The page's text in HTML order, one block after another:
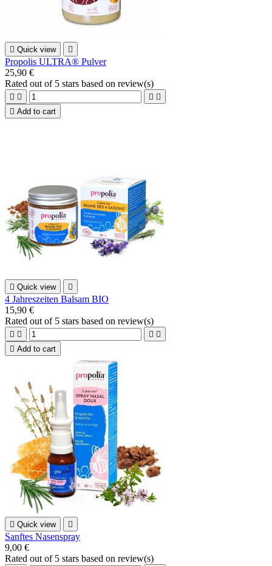
 Quick view 
Propolis ULTRA® Pulver
25,90 €
Rated out of 5 stars based on review(s)
   
 Add to cart
 Quick view 
4 Jahreszeiten Balsam BIO
15,90 €
Rated out of 5 stars based on review(s)
   
 Add to cart
 Quick view 
Sanftes Nasenspray
9,00 €
Rated out of 5 stars based on review(s)